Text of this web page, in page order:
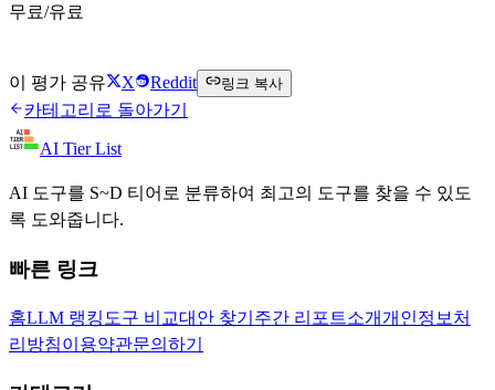
무료/유료
이 평가 공유 X Reddit 링크 복사
카테고리로 돌아가기
AI Tier List
AI 도구를 S~D 티어로 분류하여 최고의 도구를 찾을 수 있도
록 도와줍니다.
빠른 링크
홈LLM 랭킹 도구 비교대안 찾기 주간 리포트소개개인정보처
리방침이용약관문의하기